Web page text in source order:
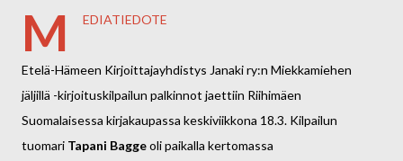
M EDIATIEDOTE
Etelä-Hämeen Kirjoittajayhdistys Janaki ry:n Miekkamiehen
jäljillä -kirjoituskilpailun palkinnot jaettiin Riihimäen
Suomalaisessa kirjakaupassa keskiviikkona 18.3. Kilpailun
tuomari Tapani Baggeoli paikalla kertomassa